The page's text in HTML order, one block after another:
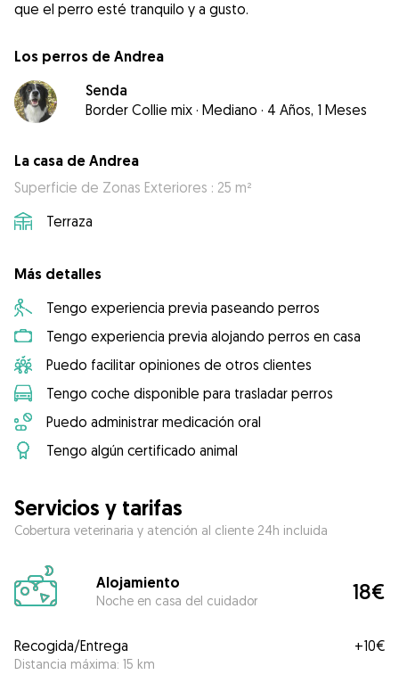
Los perros de Andrea
Senda
Border Collie mix · Mediano · 4 Años, 1 Meses
La casa de Andrea
Superficie de Zonas Exteriores : 25 m²
Terraza
Más detalles
Tengo experiencia previa paseando perros
Tengo experiencia previa alojando perros en casa
Puedo facilitar opiniones de otros clientes
Tengo coche disponible para trasladar perros
Puedo administrar medicación oral
Tengo algún certificado animal
Servicios y tarifas
Cobertura veterinaria y atención al cliente 24h incluida
Alojamiento
Noche en casa del cuidador 18€
Recogida/Entrega
Distancia máxima: 15 km
+10€